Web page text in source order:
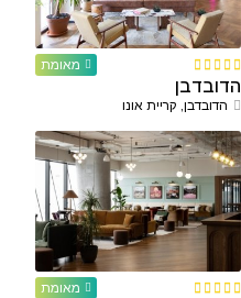
מאומת
הדובדבן
הדובדבן, קריית אונו
מאומת